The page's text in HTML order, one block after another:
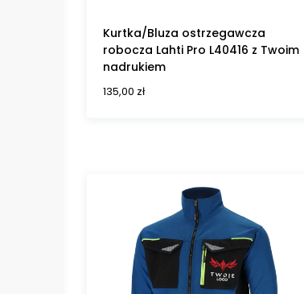
Kurtka/Bluza ostrzegawcza
robocza Lahti Pro L40416 z Twoim
nadrukiem
135,00 zł